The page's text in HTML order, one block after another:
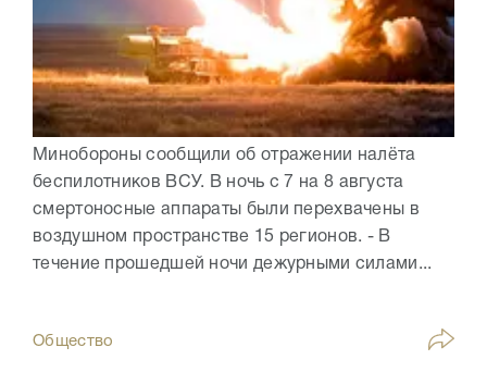
Минобороны сообщили об отражении налёта
беспилотников ВСУ. В ночь с 7 на 8 августа
смертоносные аппараты были перехвачены в
воздушном пространстве 15 регионов. - В
течение прошедшей ночи дежурными силами...
Общество